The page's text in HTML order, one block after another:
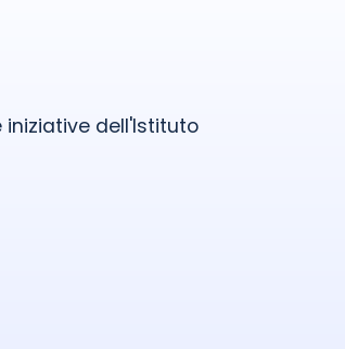
iniziative dell'Istituto